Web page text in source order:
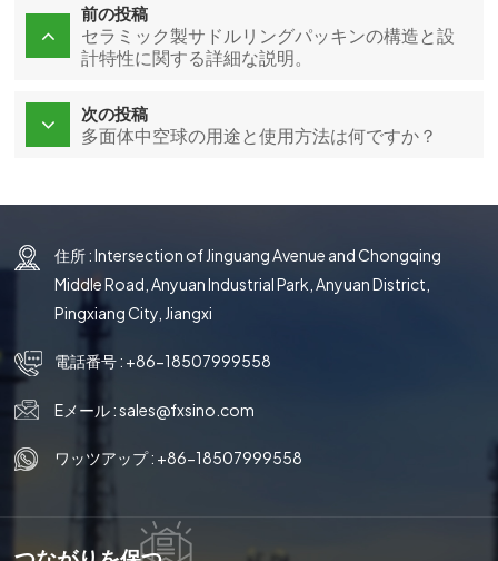
前の投稿
セラミック製サドルリングパッキンの構造と設
計特性に関する詳細な説明。
次の投稿
多面体中空球の用途と使用方法は何ですか？
住所 : Intersection of Jinguang Avenue and Chongqing
Middle Road, Anyuan Industrial Park, Anyuan District,
Pingxiang City, Jiangxi
電話番号 : +86-18507999558
Eメール :sales@fxsino.com
ワッツアップ : +86-18507999558